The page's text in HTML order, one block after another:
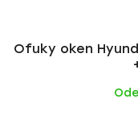
Ofuky oken